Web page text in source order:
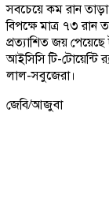
সবচেয়ে কম রান
বিপক্ষে মাত্র ৭৩ রান
প্রত্যাশিত জয়
আইসিসি টি-টোয়েন্টি
লাল-সবুজেরা।
জেবি/আজুবা